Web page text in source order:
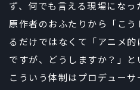
ず、何でも言える現場になっ
原作者のおふたりから「こ
るだけではなくて「アニメ
ですが、どうしますか？」と
こういう体制はプロデュー